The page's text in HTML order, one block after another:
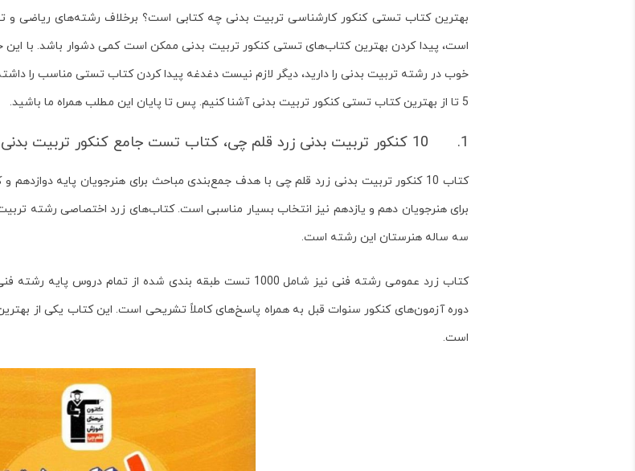
بهترین کتاب تستی کنکور کارشناسی تربیت بدنی چه کتابی است؟ برخلاف رشته‌های ریاضی و
است، پیدا کردن بهترین کتاب‌های تستی کنکور تربیت بدنی ممکن است کمی دشوار باشد. با
خوب در رشته تربیت بدنی را دارید، دیگر لازم نیست دغدغه پیدا کردن کتاب تستی مناسب را داشته
5 تا از بهترین کتاب تستی کنکور تربیت بدنی آشنا کنیم. پس تا پایان این مطلب همراه ما باشید.
1. 10 کنکور تربیت بدنی زرد قلم چی، کتاب تست جامع کنکور تربیت بدنی
کتاب 10 کنکور تربیت بدنی زرد قلم چی با هدف جمع‌بندی مباحث برای هنرجویان پایه
سه ساله هنرستان این رشته است.
دوره آزمون‌های کنکور سنوات قبل به همراه پاسخ‌های کاملاً تشریحی است. این کتاب یکی از
است.